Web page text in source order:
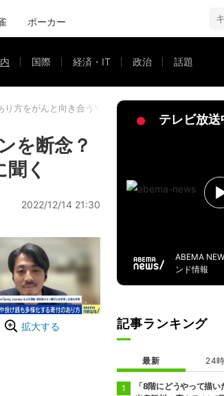
ポーカー
国際 経済・IT 政治 話題
方をがんと向き合うYouTuberに聞く
を断念？
く
2022/12/14 21:30
拡大する
テレビ放送
ABEMA
ンド情報
記事ランキング
最新 24
「8階にどうやって描い